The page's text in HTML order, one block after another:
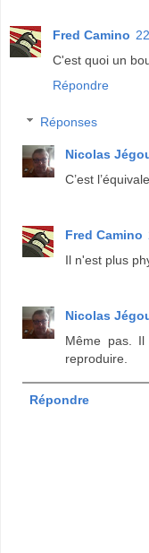
Fred Camino
C'est quoi un
Répondre
Réponses
Nicolas
C’est
Fred Camino
Il n'est plus
Nicolas
Même pas.
reproduire.
Répondre